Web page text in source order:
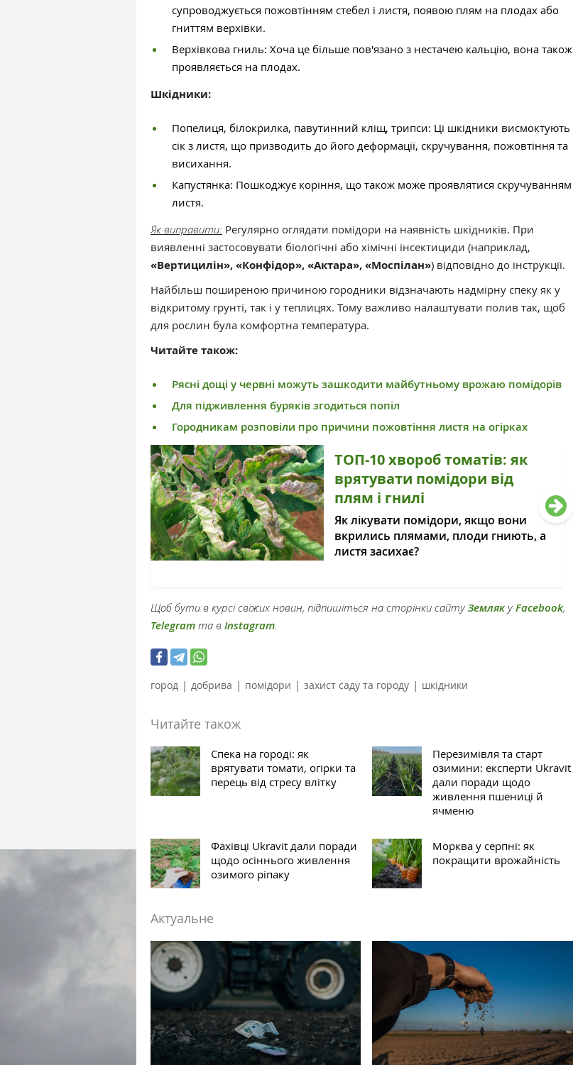
супроводжується пожовтінням стебел і листя, появою плям на плодах або
гниттям верхівки.
Верхівкова гниль: Хоча це більше пов'язано з нестачею кальцію, вона також
проявляється на плодах.
Шкідники:
Попелиця, білокрилка, павутинний кліщ, трипси: Ці шкідники висмоктують
сік з листя, що призводить до його деформації, скручування, пожовтіння та
висихання.
Капустянка: Пошкоджує коріння, що також може проявлятися скручуванням
листя.
Як виправити: Регулярно оглядати помідори на наявність шкідників. При
виявленні застосовувати біологічні або хімічні інсектициди (наприклад,
«Вертицилін», «Конфідор», «Актара», «Моспілан») відповідно до інструкції.
Найбільш поширеною причиною городники відзначають надмірну спеку як у
відкритому грунті, так і у теплицях. Тому важливо налаштувати полив так, щоб
для рослин була комфортна температура.
Читайте також:
Рясні дощі у червні можуть зашкодити майбутньому врожаю помідорів
Для підживлення буряків згодиться попіл
Городникам розповіли про причини пожовтіння листя на огірках
ТОП-10 хвороб томатів: як
врятувати помідори від
плям і гнилі
Як лікувати помідори, якщо вони
вкрились плямами, плоди гниють, а
листя засихає?
Щоб бути в курсі свіжих новин, підпишіться на сторінки сайтуЗемлякуFacebook,
Telegram та в Instagram.
город | добрива | помідори | захист саду та городу | шкідники
Читайте також
Спека на городі: як
врятувати томати, огірки та
перець від стресу влітку
Перезимівля та старт
озимини: експерти Ukravit
дали поради щодо
живлення пшениці й
ячменю
Фахівці Ukravit дали поради
щодо осіннього живлення
озимого ріпаку
Морква у серпні: як
покращити врожайність
Актуальне